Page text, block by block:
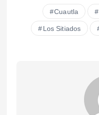
Cuautla
Los Sitiados